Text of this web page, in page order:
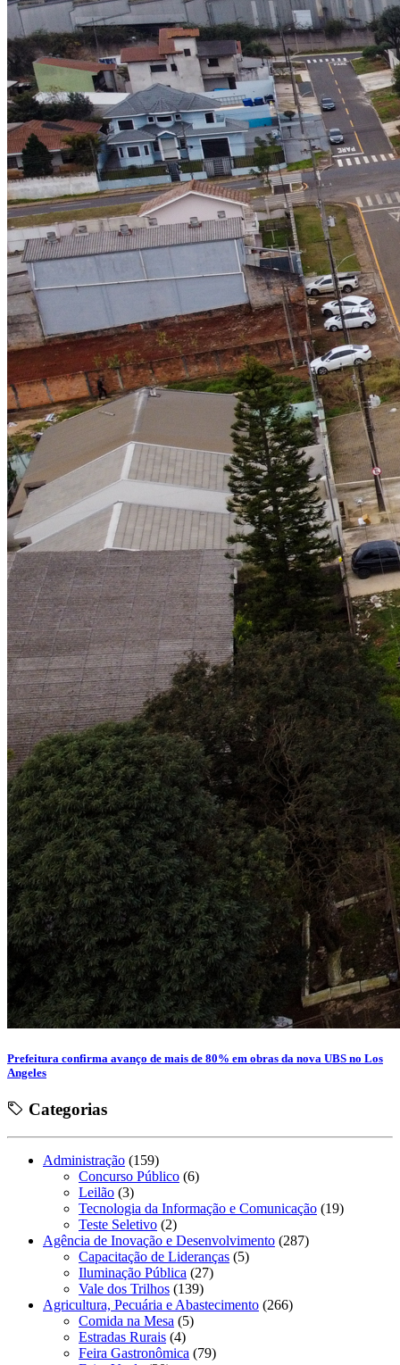
Prefeitura confirma avanço de mais de 80% em obras da nova UBS no Los
Angeles
Categorias
Administração (159)
Concurso Público (6)
Leilão (3)
Tecnologia da Informação e Comunicação (19)
Teste Seletivo (2)
Agência de Inovação e Desenvolvimento (287)
Capacitação de Lideranças (5)
Iluminação Pública (27)
Vale dos Trilhos (139)
Agricultura, Pecuária e Abastecimento (266)
Comida na Mesa (5)
Estradas Rurais (4)
Feira Gastronômica (79)